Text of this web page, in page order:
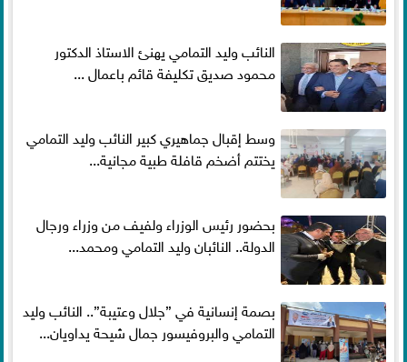
النائب وليد التمامي يهنئ الاستاذ الدكتور
محمود صديق تكليفة قائم باعمال ...
وسط إقبال جماهيري كبير النائب وليد التمامي
يختتم أضخم قافلة طبية مجانية...
بحضور رئيس الوزراء ولفيف من وزراء ورجال
الدولة.. النائبان وليد التمامي ومحمد...
بصمة إنسانية في ”جلال وعتيبة”.. النائب وليد
التمامي والبروفيسور جمال شيحة يداويان...